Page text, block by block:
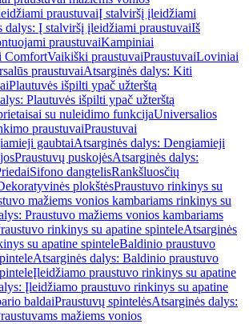
praustuvaiĮ stalviršį įleidžiami
dalys: Į stalviršį įleidžiami praustuvaiIš
praustuvaiKampiniai
ComfortVaikiški praustuvaiPraustuvaiLoviniai
praustuvaiAtsarginės dalys: Kiti
Plautuvės išpilti ypač užterštą
Plautuvės išpilti ypač užterštą
su nuleidimo funkcijaUniversalios
praustuvaiPraustuvai
gaubtaiAtsarginės dalys: Dengiamieji
Praustuvų puskojėsAtsarginės dalys:
Sifono dangtelisRankšluosčių
plokštėsPraustuvo rinkinys su
mažiems vonios kambariams rinkinys su
Praustuvo mažiems vonios kambariams
rinkinys su apatine spinteleAtsarginės
su apatine spinteleBaldinio praustuvo
Atsarginės dalys: Baldinio praustuvo
Įleidžiamo praustuvo rinkinys su apatine
Įleidžiamo praustuvo rinkinys su apatine
baldaiPraustuvų spintelėsAtsarginės dalys:
mažiems vonios